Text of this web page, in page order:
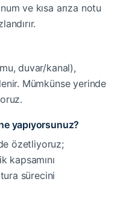
ve kısa arıza notu
duvar/kanal),
Mümkünse yerinde
yapıyorsunuz?
özetliyoruz;
kapsamını
sürecini